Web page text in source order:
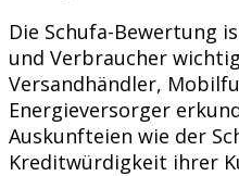
Die Schufa-Bewertung
und Verbraucher
Versandhändler,
Energieversorger
Auskunfteien wie der
Kreditwürdigkeit ihrer